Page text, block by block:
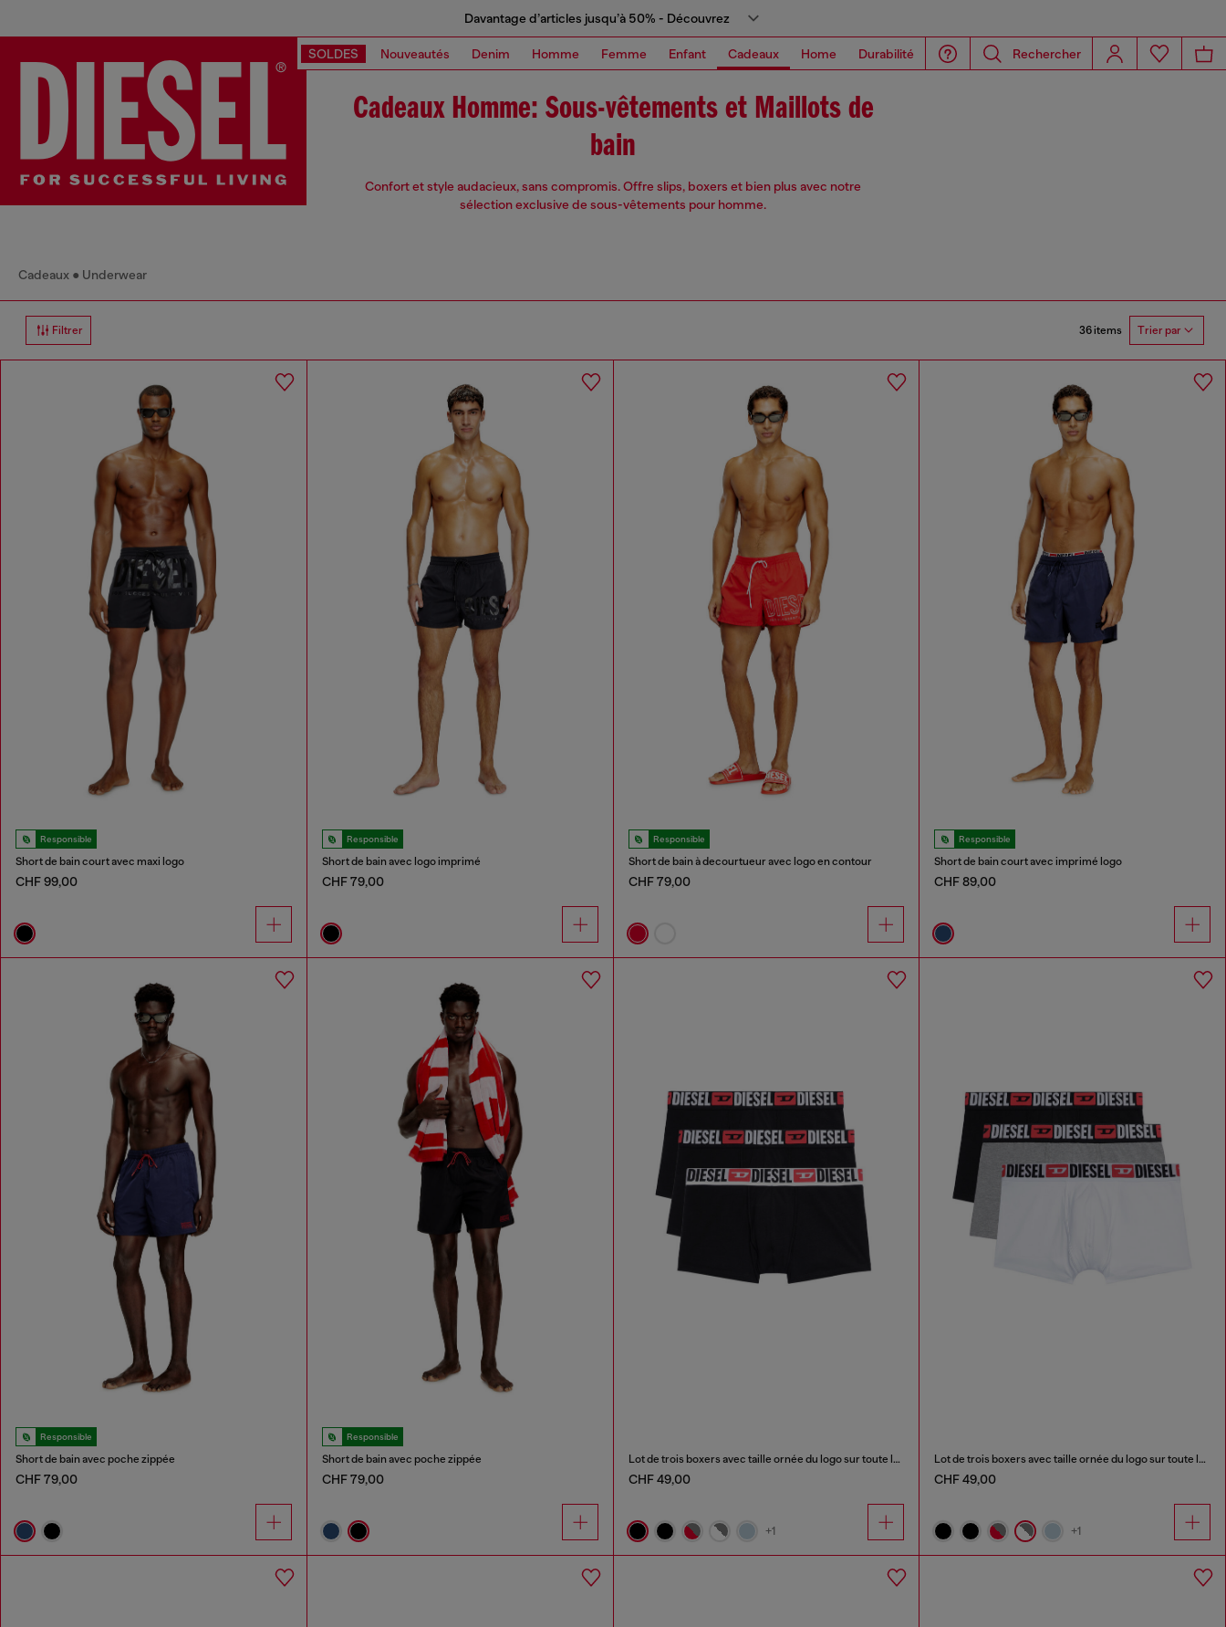
Davantage d’articles jusqu’à 50% - Découvrez
SOLDES Nouveautés Denim Homme Femme Enfant Cadeaux Home Durabilité Rechercher
Cadeaux Homme: Sous-vêtements et Maillots de
bain
Confort et style audacieux, sans compromis. Offre slips, boxers et bien plus avec notre
sélection exclusive de sous-vêtements pour homme.
Cadeaux Underwear
Filtrer 36 items Trier par
Responsible
Short de bain court avec maxi logo
CHF 99,00
Responsible
Short de bain avec logo imprimé
CHF 79,00
Responsible
Short de bain à decourtueur avec logo en contour
CHF 79,00
Responsible
Short de bain court avec imprimé logo
CHF 89,00
Responsible
Short de bain avec poche zippée
CHF 79,00
Responsible
Short de bain avec poche zippée
CHF 79,00
Lot de trois boxers avec taille ornée du logo sur toute la surface
CHF 49,00
+1
Lot de trois boxers avec taille ornée du logo sur toute la surface
CHF 49,00
+1